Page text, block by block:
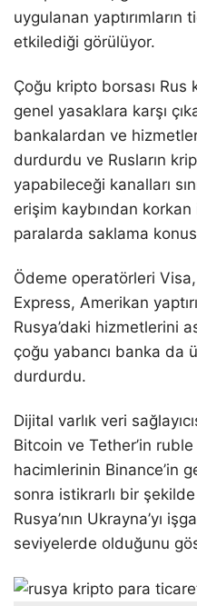
uygulanan
etkilediği görülüyor.
Çoğu kripto borsası Rus
genel yasaklara karşı
bankalardan ve
durdurdu ve Rusların
yapabileceği kanalları
erişim kaybından
paralarda saklama
Ödeme operatörleri
Express, Amerikan
Rusya’daki hizmetlerini
çoğu yabancı banka da
durdurdu.
Dijital varlık veri
Bitcoin ve Tether’in
hacimlerinin Binance’in
sonra istikrarlı bir
Rusya’nın Ukrayna’yı
seviyelerde olduğunu